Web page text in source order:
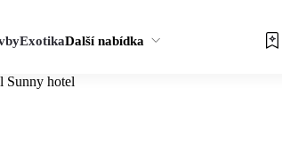
ExotikaDalší nabídka
Sunny hotel